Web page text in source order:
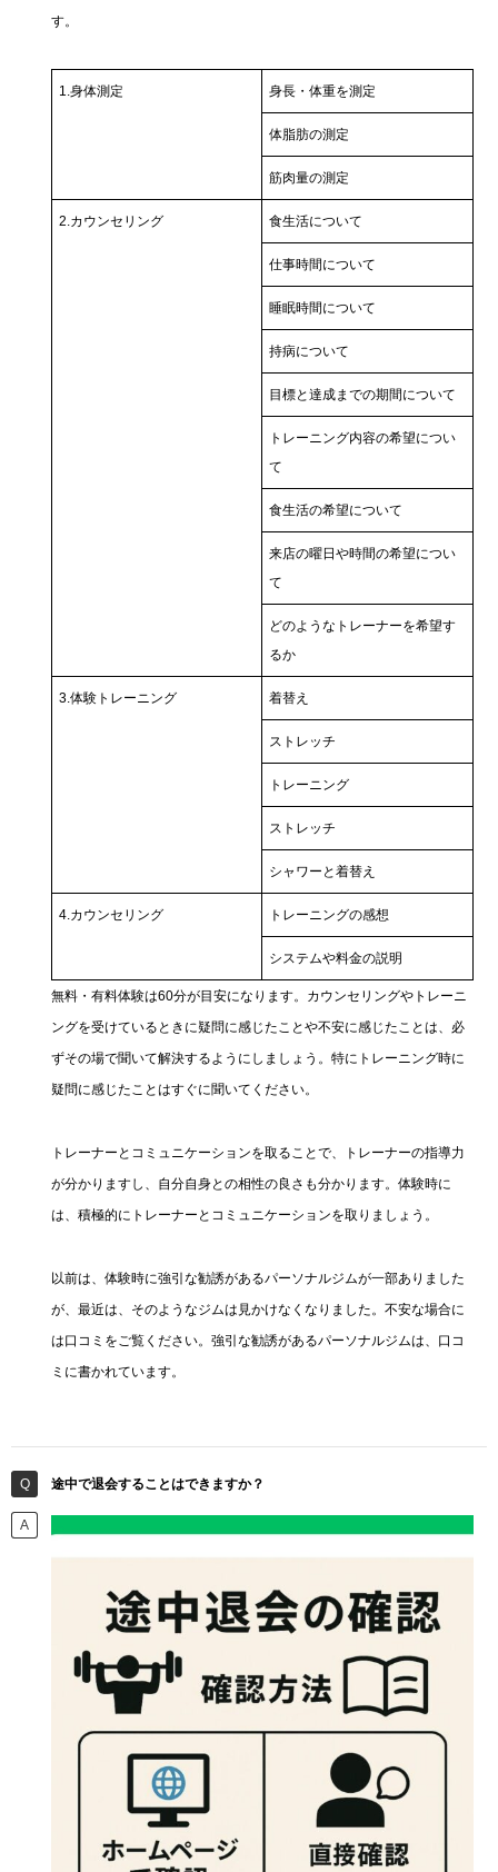
す。
1.身体測定 身長・体重を測定
体脂肪の測定
筋肉量の測定
2.カウンセリング 食生活について
仕事時間について
睡眠時間について
持病について
目標と達成までの期間について
トレーニング内容の希望につい
て
食生活の希望について
来店の曜日や時間の希望につい
て
どのようなトレーナーを希望す
るか
3.体験トレーニング 着替え
ストレッチ
トレーニング
ストレッチ
シャワーと着替え
4.カウンセリング トレーニングの感想
システムや料金の説明
無料・有料体験は60分が目安になります。カウンセリングやトレーニ
ングを受けているときに疑問に感じたことや不安に感じたことは、必
ずその場で聞いて解決するようにしましょう。特にトレーニング時に
疑問に感じたことはすぐに聞いてください。
トレーナーとコミュニケーションを取ることで、トレーナーの指導力
が分かりますし、自分自身との相性の良さも分かります。体験時に
は、積極的にトレーナーとコミュニケーションを取りましょう。
以前は、体験時に強引な勧誘があるパーソナルジムが一部ありました
が、最近は、そのようなジムは見かけなくなりました。不安な場合に
は口コミをご覧ください。強引な勧誘があるパーソナルジムは、口コ
ミに書かれています。
途中で退会することはできますか？